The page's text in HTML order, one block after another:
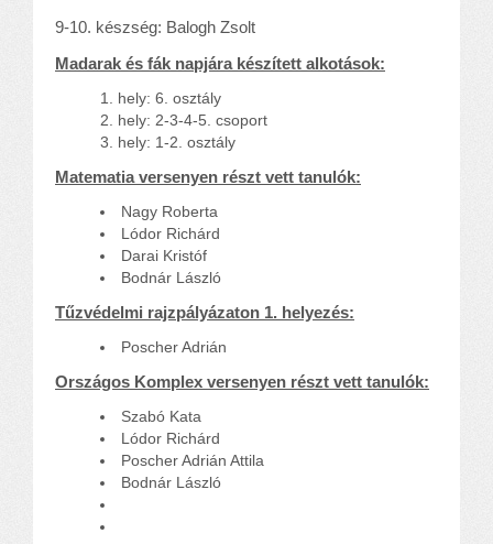
Projektbeszámolók
Informatika Szakkör
Konfliktuskezelés
Mindennapos testnevelés
Erdei túra
Komplex közlekedés Baleset megelőzés
Komplex közlekedés Egészségfejlesztés
Nyelvi vetélkedő
Hagyománnyá tehető iskolai rendezvény
TÁMOP-3.3.15.
TIOP-1.1.1-12/1
Kutyaterápia
RRF-1.2.4-25-2025-00053
Ökoiskola
Elérhetőségek
Fogadóóra
9-10. készség: Balogh Zsolt
Madarak és fák napjára készített alkotások:
hely: 6. osztály
hely: 2-3-4-5. csoport
hely: 1-2. osztály
Matematia versenyen részt vett tanulók:
Nagy Roberta
Lódor Richárd
Darai Kristóf
Bodnár László
Tűzvédelmi rajzpályázaton 1. helyezés:
Poscher Adrián
Országos Komplex versenyen részt vett tanulók:
Szabó Kata
Lódor Richárd
Poscher Adrián Attila
Bodnár László